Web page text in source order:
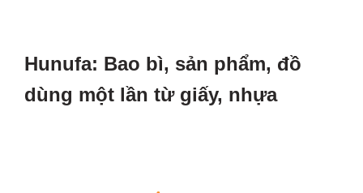
Hunufa: Bao bì, sản phẩm, đồ
dùng một lần từ giấy, nhựa